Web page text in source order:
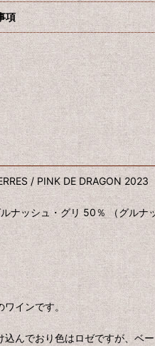
項
/ PINK DE DRAGON 2023
ッシュ・グリ 50％ （グルナ
ワインです。
込んでおり色はロゼですが、ベ